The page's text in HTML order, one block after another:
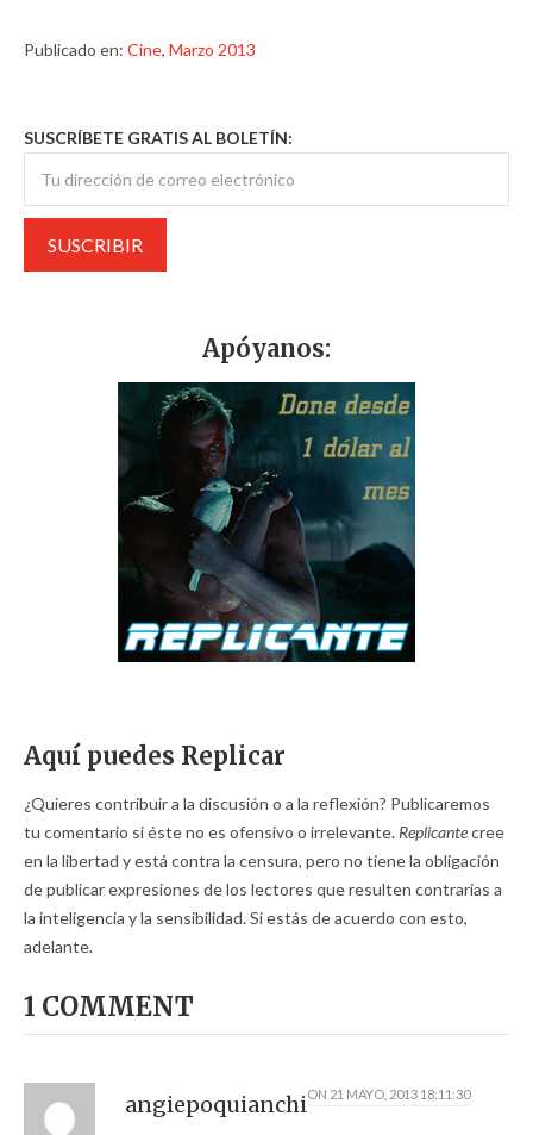
Publicado en: Cine, Marzo 2013
SUSCRÍBETE GRATIS AL BOLETÍN:
Apóyanos:
Aquí puedes Replicar
¿Quieres contribuir a la discusión o a la reflexión? Publicaremos
tu comentario si éste no es ofensivo o irrelevante. Replicantecree
en la libertad y está contra la censura, pero no tiene la obligación
de publicar expresiones de los lectores que resulten contrarias a
la inteligencia y la sensibilidad. Si estás de acuerdo con esto,
adelante.
1 COMMENT
angiepoquianchiON 21 MAYO, 2013 18:11:30